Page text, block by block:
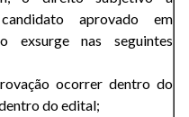
aprovado em
exsurge nas seguintes
ocorrer dentro do
do edital;